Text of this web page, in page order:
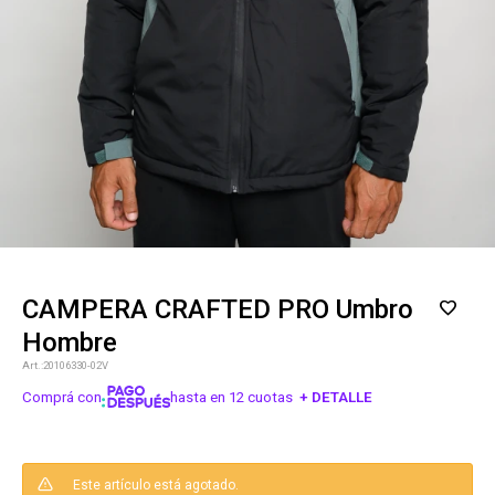
CAMPERA CRAFTED PRO Umbro
Hombre
20106330-02V
Comprá con hasta en 12 cuotas + DETALLE
Este artículo está agotado.